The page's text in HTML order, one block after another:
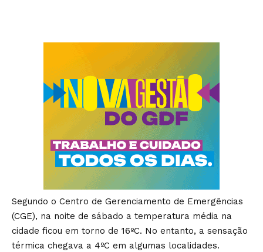
Segundo o Centro de Gerenciamento de Emergências
(CGE), na noite de sábado a temperatura média na
cidade ficou em torno de 16ºC. No entanto, a sensação
térmica chegava a 4ºC em algumas localidades.